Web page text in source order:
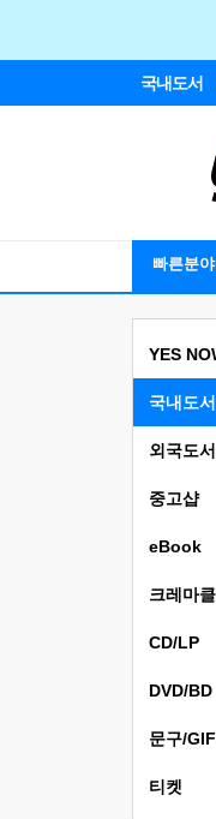
국내도서
빠른분야
YES
국내도서
외국도서
중고샵
eBook
크레마
CD/LP
DVD/BD
문구/
티켓